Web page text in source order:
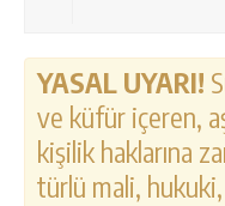
YASAL UYARI!
ve küfür içeren,
kişilik haklarına
türlü mali,